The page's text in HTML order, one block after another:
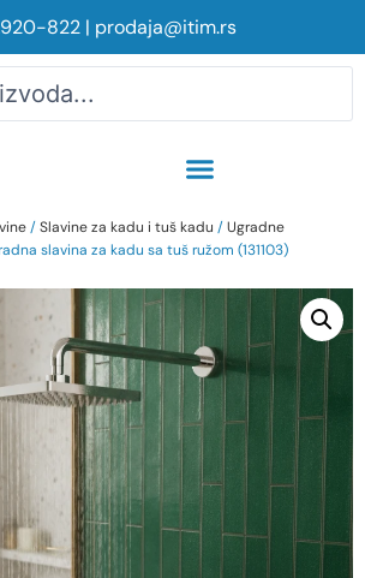
822| prodaja@itim.rs
/Slavine za kadu i tuš kadu /Ugradne
slavina za kadu sa tuš ružom (131103)